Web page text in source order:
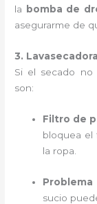
la
bomba de
asegurarme de
3.
Si el secado no
son:
Filtro de
bloquea el
la ropa.
sucio